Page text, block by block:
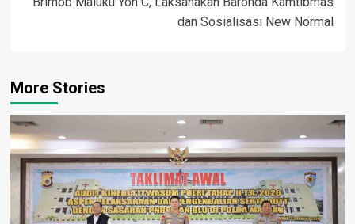
dan Sosialisasi New Normal
More Stories